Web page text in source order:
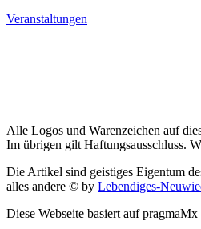
Veranstaltungen
Alle Logos und Warenzeichen auf
Im übrigen gilt Haftungsausschluss.
Die Artikel sind geistiges Eigentum
alles andere © by Lebendiges-
Diese Webseite basiert auf pragmaMx